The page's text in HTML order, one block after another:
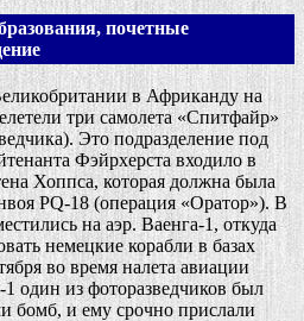
почетные
в Африканду на
три самолета «Спитфайр»
Это подразделение под
Фэйрхерста входило в
Хоппса, которая должна была
PQ-18 (операция «Оратор»). В
на аэр. Ваенга-1, откуда
немецкие корабли в базах
во время налета авиации
один из фоторазведчиков был
бомб, и ему срочно прислали